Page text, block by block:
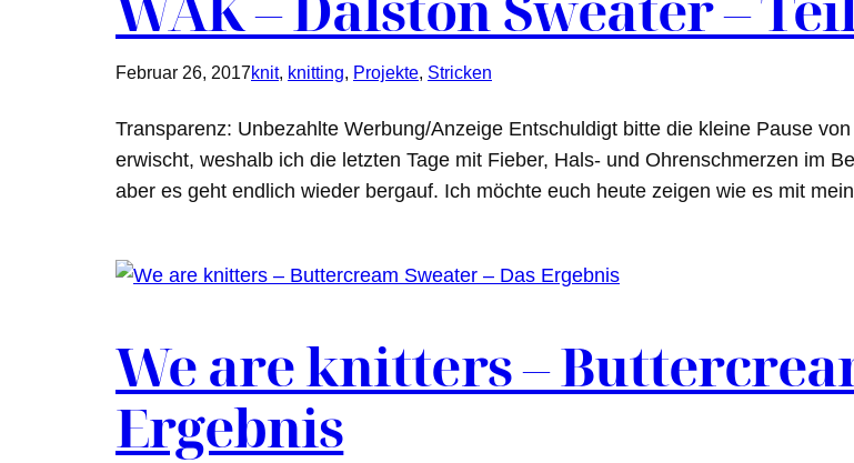
Februar 26, 2017knit, knitting, Projekte, Stricken
Transparenz: Unbezahlte Werbung/Anzeige Entschuldigt bitte die kleine Pause
erwischt, weshalb ich die letzten Tage mit Fieber, Hals- und Ohrenschmerzen im
aber es geht endlich wieder bergauf. Ich möchte euch heute zeigen wie es mit
We are knitters –
Ergebnis